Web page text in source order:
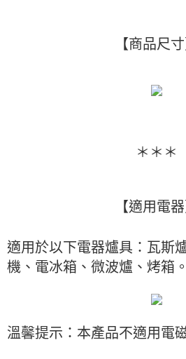
【商品尺寸
＊＊＊
【適用電器
適用於以下電器爐具：瓦斯
機、電冰箱、微波爐、烤箱。
溫馨提示：本產品不適用電